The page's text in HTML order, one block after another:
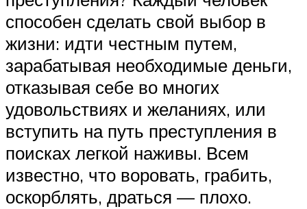
способен сделать свой выбор в
жизни: идти честным путем,
зарабатывая необходимые деньги,
отказывая себе во многих
удовольствиях и желаниях, или
вступить на путь преступления в
поисках легкой наживы. Всем
известно, что воровать, грабить,
оскорблять, драться — плохо.